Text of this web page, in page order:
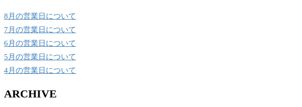
8月の営業日について
7月の営業日について
6月の営業日について
5月の営業日について
4月の営業日について
ARCHIVE